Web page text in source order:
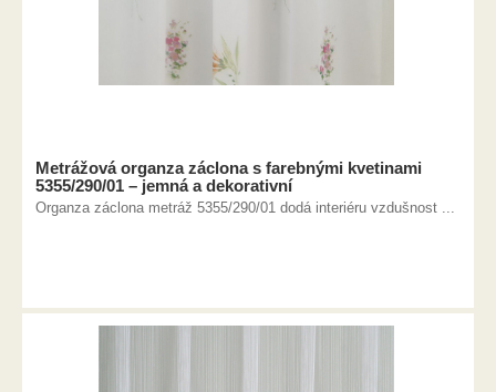
Metrážová organza záclona s farebnými kvetinami
5355/290/01 – jemná a dekorativní
Organza záclona metráž 5355/290/01 dodá interiéru vzdušnost ...